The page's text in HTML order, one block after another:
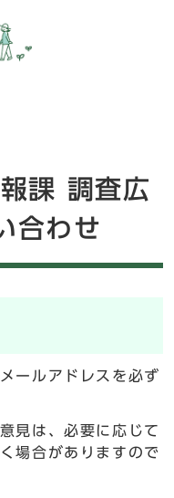
課 調査広
合わせ
ールアドレスを必ず
見は、必要に応じて
場合がありますので